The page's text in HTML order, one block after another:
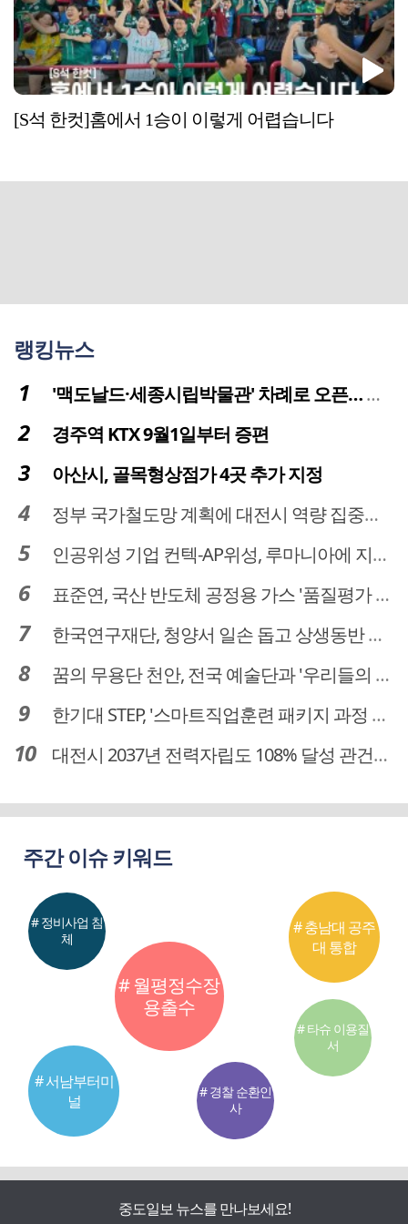
[S석 한컷]홈에서 1승이 이렇게 어렵습니다
랭킹뉴스
'맥도날드·세종시립박물관' 차례로 오픈… 고운동 정주여건 좋아진다
경주역 KTX 9월1일부터 증편
아산시, 골목형상점가 4곳 추가 지정
정부 국가철도망 계획에 대전시 역량 집중해야
인공위성 기업 컨텍-AP위성, 루마니아에 지상국 시스템 전수
표준연, 국산 반도체 공정용 가스 '품질평가 체계' 구축
한국연구재단, 청양서 일손 돕고 상생동반 친구맺기 봉사활동
꿈의 무용단 천안, 전국 예술단과 '우리들의 하모니' 선보여
한기대 STEP, '스마트직업훈련 패키지 과정 3기' 모집
대전시 2037년 전력자립도 108% 달성 관건은 '주민 수용성'
주간 이슈 키워드
# 월평정수장
용출수
# 서남부터미
널
# 충남대 공주
대 통합
# 정비사업 침
체
# 경찰 순환인
사
# 타슈 이용질
서
중도일보 뉴스를 만나보세요!